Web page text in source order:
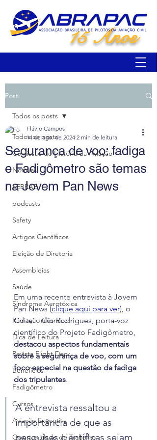
15 Anos
Post
Todos os posts
Comissão de História da Aviação
Notícias
SEBRAE
podcasts
Safety
Artigos Científicos
Eleição de Diretoria
Assembleias
Saúde
Síndrome Aerotóxica
Radiação Cósmica
Dica de Leitura
Revista Flight Deck
Benefícios
Fadigômetro
Cursos
Aviação Executiva
Oportunidade de Trabalho
Todos os posts
Segurança de voo: fadiga
e Fadigômetro são temas
na Jovem Pan News
Flávio Campos
14 de ago. de 2024 2 min de leitura
Em uma recente entrevista à Jovem
Pan News (clique aqui para ver), o
Cmte. Tulio Rodrigues, porta-voz
científico do Projeto Fadigômetro,
destacou aspectos fundamentais
sobre a segurança de voo, com um
foco especial na questão da fadiga
dos tripulantes.
A entrevista ressaltou a
importância de que as
pesquisas científicas sejam